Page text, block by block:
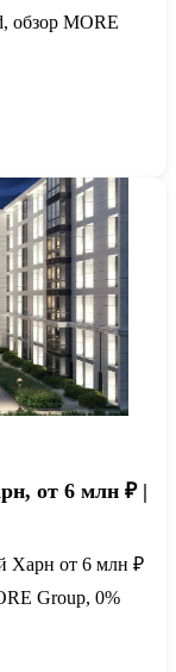
обзор MORE
от 6 млн ₽ |
Харн от 6 млн ₽
Group, 0%